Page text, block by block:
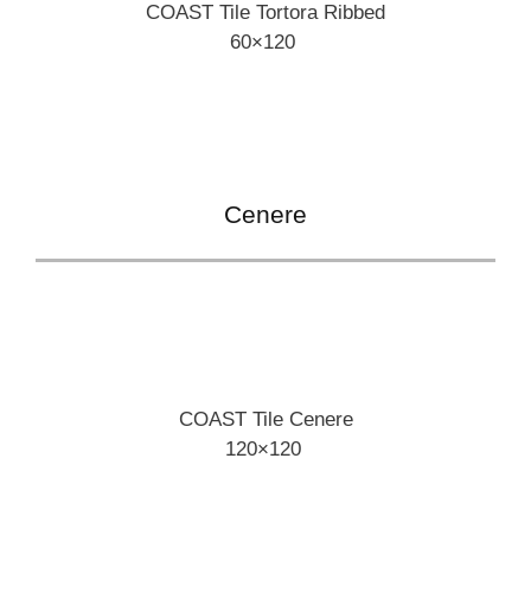
COAST Tile Tortora Ribbed
60×120
Cenere
COAST Tile Cenere
120×120